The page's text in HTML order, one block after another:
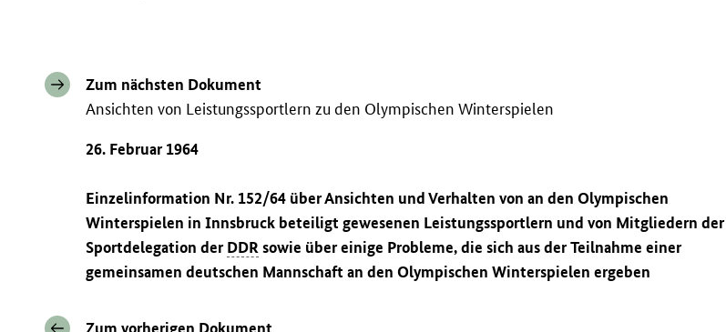
Zum nächsten Dokument
Ansichten von Leistungssportlern zu den Olympischen Winterspielen
26. Februar 1964
Einzelinformation Nr. 152/64 über Ansichten und Verhalten von an den Olympischen
Winterspielen in Innsbruck beteiligt gewesenen Leistungssportlern und von Mitgliedern der
Sportdelegation derDDR sowie über einige Probleme, die sich aus der Teilnahme einer
gemeinsamen deutschen Mannschaft an den Olympischen Winterspielen ergeben
Zum vorherigen Dokument